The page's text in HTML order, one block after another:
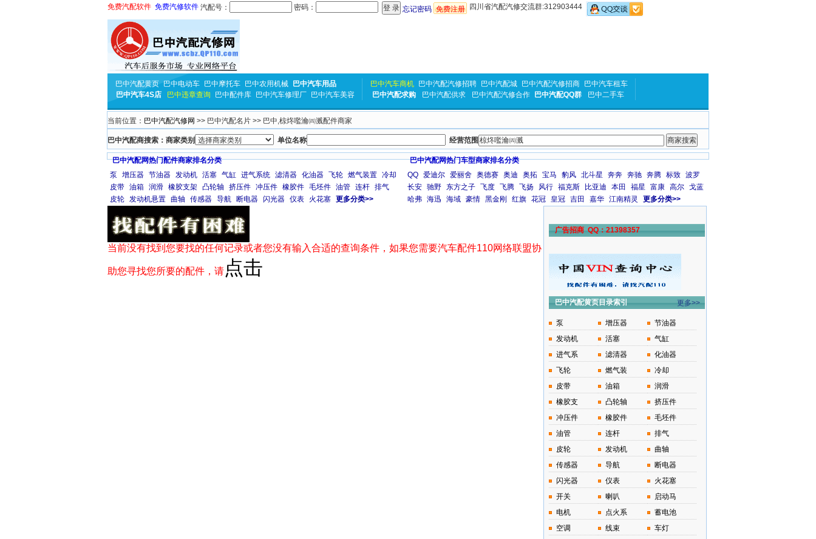
免费汽配软件 免费汽修软件 汽配号： 密码： 忘记密码 免费注册 四川省汽配汽修交流群:312903444
巴中汽配黄页 巴中电动车 巴中摩托车 巴中农用机械
巴中汽车用品
巴中汽车4S店
巴中违章查询 巴中配件库 巴中汽车修理厂 巴中汽车美容
巴中汽车商机 巴中汽配汽修招聘 巴中汽配城 巴中汽配汽修招商
巴中汽车租车
巴中汽配求购
巴中汽配供求 巴中汽配汽修合作 巴中汽配QQ群 巴中二手车
当前位置： 巴中汽配汽修网 >> 巴中汽配名片 >> 巴中,椋炵嚂瀹㈣溅配件商家
巴中汽配商搜索：商家类别 单位名称 经营范围
巴中汽配网热门配件商家排名分类
泵
增压器 节油器 发动机 活塞 气缸 进气系统 滤清器 化油器 飞轮 燃气装置 冷却
皮带 油箱 润滑 橡胶支架 凸轮轴 挤压件 冲压件 橡胶件 毛坯件 油管 连杆 排气
皮轮 发动机悬置 曲轴 传感器 导航 断电器 闪光器 仪表 火花塞 更多分类>>
巴中汽配网热门车型商家排名分类
QQ 爱迪尔 爱丽舍 奥德赛 奥迪 奥拓 宝马 豹风 北斗星 奔奔 奔驰 奔腾 标致 波罗
长安 驰野 东方之子 飞度 飞腾 飞扬 风行 福克斯 比亚迪 本田 福星 富康 高尔 戈蓝
哈弗 海迅 海域 豪情 黑金刚 红旗 花冠 皇冠 吉田 嘉华 江南精灵 更多分类>>
当前没有找到您要找的任何记录或者您没有输入合适的查询条件，如果您需要汽车配件110网络联盟协
助您寻找您所要的配件，请 点击
广告招商 QQ：21398357
巴中汽配黄页目录索引 更多>>
泵 增压器
节油器
发动机
活塞
气缸
进气系
滤清器
化油器
飞轮
燃气装
冷却
皮带
油箱
润滑
橡胶支
凸轮轴
挤压件
冲压件
橡胶件
毛坯件
油管
连杆
排气
皮轮
发动机
曲轴
传感器
导航
断电器
闪光器
仪表
火花塞
开关
喇叭
启动马
电机
点火系
蓄电池
空调
线束
车灯